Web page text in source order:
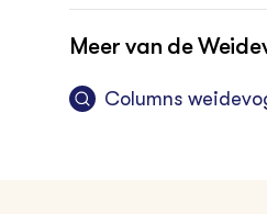
Meer van de
Columns